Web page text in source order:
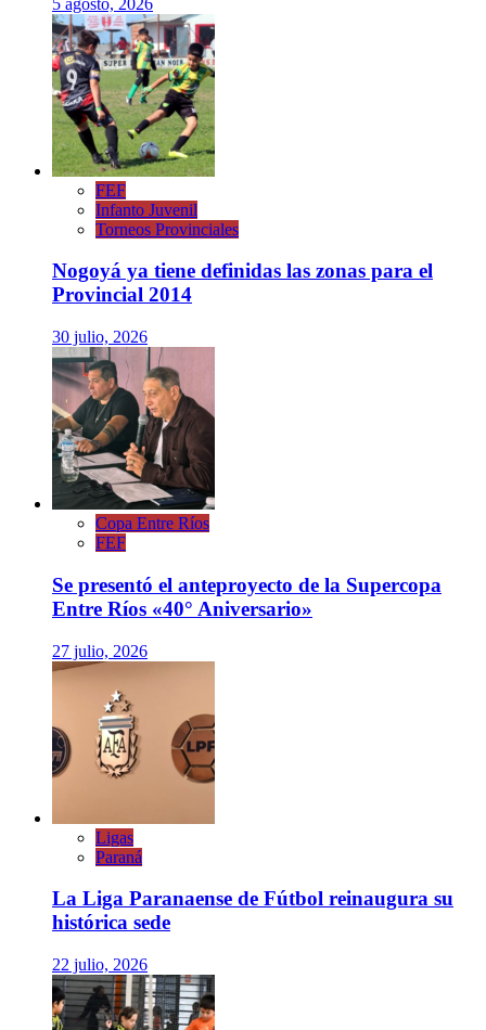
FEF
Infanto Juvenil
Torneos Provinciales
Nogoyá ya tiene definidas las zonas para el
Provincial 2014
30 julio, 2026
Copa Entre Ríos
FEF
Se presentó el anteproyecto de la Supercopa
Entre Ríos «40° Aniversario»
27 julio, 2026
Ligas
Paraná
La Liga Paranaense de Fútbol reinaugura su
histórica sede
22 julio, 2026